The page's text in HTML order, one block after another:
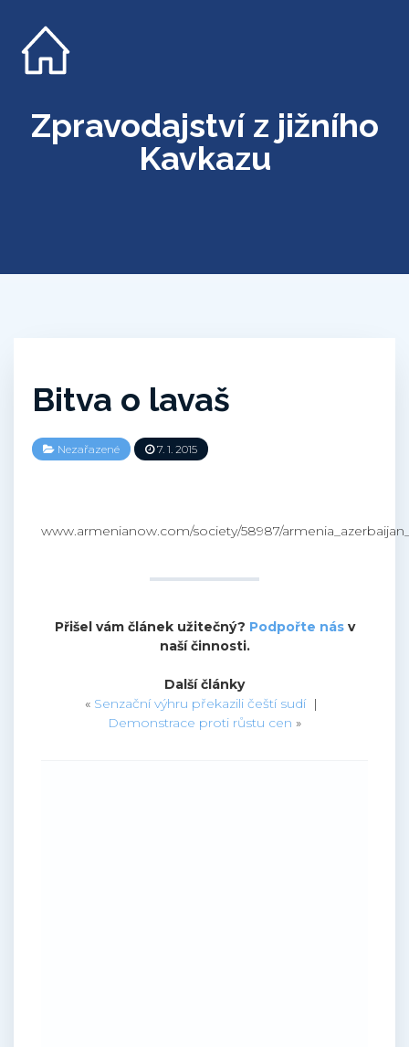
Zpravodajství z jižního
Kavkazu
Bitva o lavaš
Nezařazené 7. 1. 2015
www.armenianow.com/society/58987/
Přišel vám článek užitečný? Podpořte násv
naší činnosti.
Další články
« Senzační výhru překazili čeští sudí|
Demonstrace proti růstu cen »